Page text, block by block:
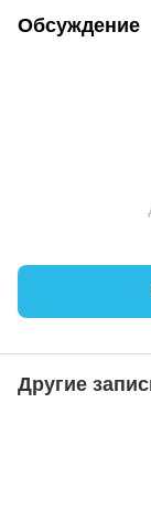
Обсуждение
Другие